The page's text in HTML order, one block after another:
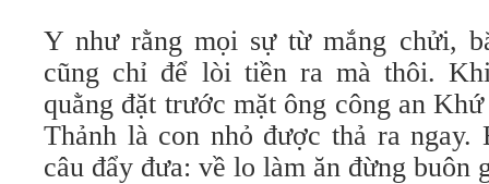
Y như rằng mọi sự từ mắng chửi,
cũng chỉ để lòi tiền ra mà thôi.
quằng đặt trước mặt ông công an
Thảnh là con nhỏ được thả ra ngay.
câu đẩy đưa: về lo làm ăn đừng buôn